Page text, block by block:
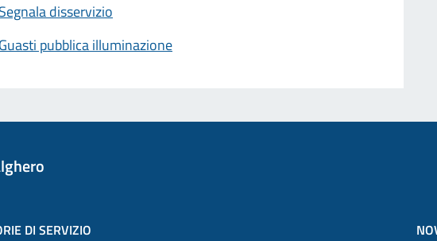
disservizio
pubblica illuminazione
DI SERVIZIO